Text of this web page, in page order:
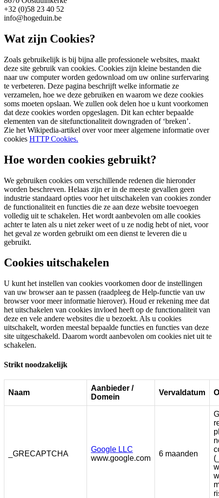
+32 (0)58 23 40 52
info@hogeduin.be
Wat zijn Cookies?
Zoals gebruikelijk is bij bijna alle professionele websites, maakt
deze site gebruik van cookies. Cookies zijn kleine bestanden die
naar uw computer worden gedownload om uw online surfervaring
te verbeteren. Deze pagina beschrijft welke informatie ze
verzamelen, hoe we deze gebruiken en waarom we deze cookies
soms moeten opslaan. We zullen ook delen hoe u kunt voorkomen
dat deze cookies worden opgeslagen. Dit kan echter bepaalde
elementen van de sitefunctionaliteit downgraden of ‘breken’.
Zie het Wikipedia-artikel over voor meer algemene informatie over
cookies HTTP Cookies.
Hoe worden cookies gebruikt?
We gebruiken cookies om verschillende redenen die hieronder
worden beschreven. Helaas zijn er in de meeste gevallen geen
industrie standaard opties voor het uitschakelen van cookies zonder
de functionaliteit en functies die ze aan deze website toevoegen
volledig uit te schakelen. Het wordt aanbevolen om alle cookies
achter te laten als u niet zeker weet of u ze nodig hebt of niet, voor
het geval ze worden gebruikt om een ​​dienst te leveren die u
gebruikt.
Cookies uitschakelen
U kunt het instellen van cookies voorkomen door de instellingen
van uw browser aan te passen (raadpleeg de Help-functie van uw
browser voor meer informatie hierover). Houd er rekening mee dat
het uitschakelen van cookies invloed heeft op de functionaliteit van
deze en vele andere websites die u bezoekt. Als u cookies
uitschakelt, worden meestal bepaalde functies en functies van deze
site uitgeschakeld. Daarom wordt aanbevolen om cookies niet uit te
schakelen.
Strikt noodzakelijk
Naam
Aanbieder /
Domein
Vervaldatum
_GRECAPTCHA
Google LLC
www.google.com
6 maanden